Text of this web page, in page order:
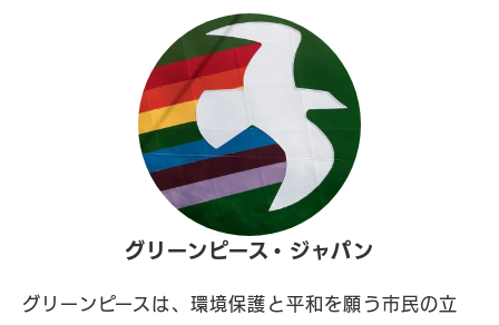
グリーンピース・ジャパン
グリーンピースは、環境保護と平和を願う市民の立